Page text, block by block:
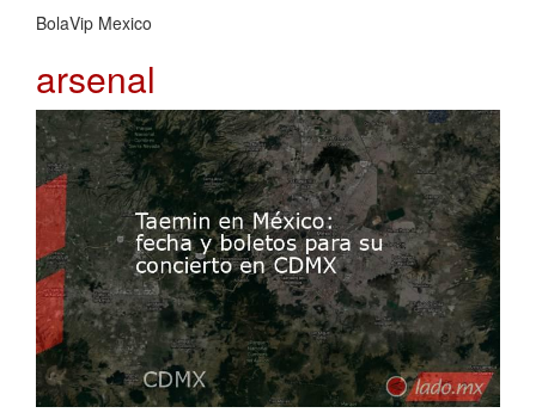
BolaVip Mexico
arsenal